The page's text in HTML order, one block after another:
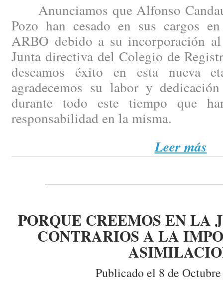
Anunciamos que Alfonso
Pozo han cesado en sus cargos
ARBO debido a su incorporación
Junta directiva del Colegio de
deseamos éxito en esta nueva
agradecemos su labor y
durante todo este tiempo que
responsabilidad en la misma.
Leer más
PORQUE CREEMOS EN LA
CONTRARIOS A LA
Publicado el 8 de